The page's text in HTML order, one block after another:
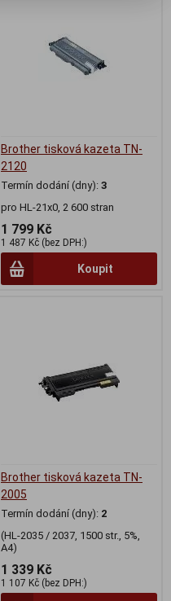
Brother tisková kazeta TN-
2120
Termín dodání (dny): 3
pro HL-21x0, 2 600 stran
1 799 Kč
1 487 Kč (bez DPH:)
Koupit
Brother tisková kazeta TN-
2005
Termín dodání (dny): 2
(HL-2035 / 2037, 1500 str., 5%,
A4)
1 339 Kč
1 107 Kč (bez DPH:)